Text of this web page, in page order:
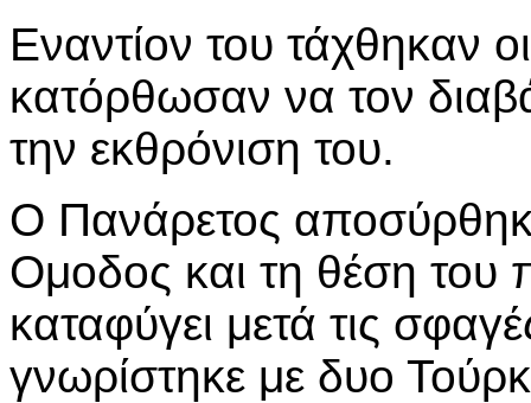
Εναντίον του τάχθηκαν
κατόρθωσαν να τον
την εκθρόνιση του.
Ο Πανάρετος
Ομοδος και τη θέση του
καταφύγει μετά τις
γνωρίστηκε με δυο